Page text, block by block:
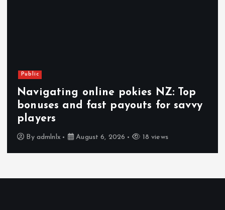
Public
Navigating online pokies NZ: Top
bonuses and fast payouts for savvy
players
By admlnlx August 6, 2026 18 views